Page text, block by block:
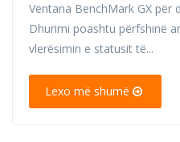
Ventana BenchMark GX
Dhurimi poashtu përfshinë
vlerësimin e statusit të...
Lexo më shumë